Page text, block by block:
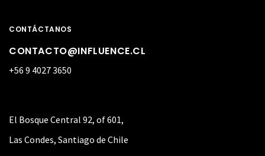
CONTÁCTANOS
CONTACTO@INFLUENCE.CL
+56 9 4027 3650
El Bosque Central 92, of 601,
Las Condes, Santiago de Chile